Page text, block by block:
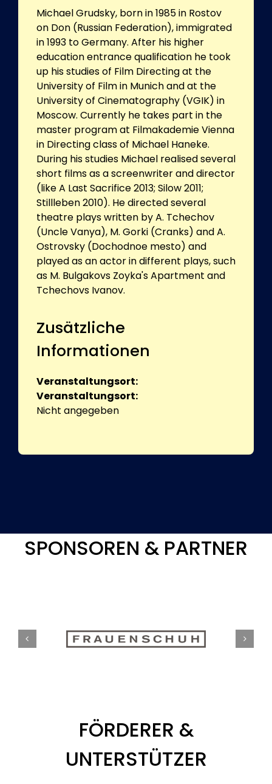
Michael Grudsky, born in 1985 in Rostov
on Don (Russian Federation), immigrated
in 1993 to Germany. After his higher
education entrance qualification he took
up his studies of Film Directing at the
University of Film in Munich and at the
University of Cinematography (VGIK) in
Moscow. Currently he takes part in the
master program at Filmakademie Vienna
in Directing class of Michael Haneke.
During his studies Michael realised several
short films as a screenwriter and director
(like A Last Sacrifice 2013; Silow 2011;
Stillleben 2010). He directed several
theatre plays written by A. Tchechov
(Uncle Vanya), M. Gorki (Cranks) and A.
Ostrovsky (Dochodnoe mesto) and
played as an actor in different plays, such
as M. Bulgakovs Zoyka's Apartment and
Tchechovs Ivanov.
Zusätzliche
Informationen
Veranstaltungsort:
Veranstaltungsort:
Nicht angegeben
SPONSOREN & PARTNER
FÖRDERER &
UNTERSTÜTZER